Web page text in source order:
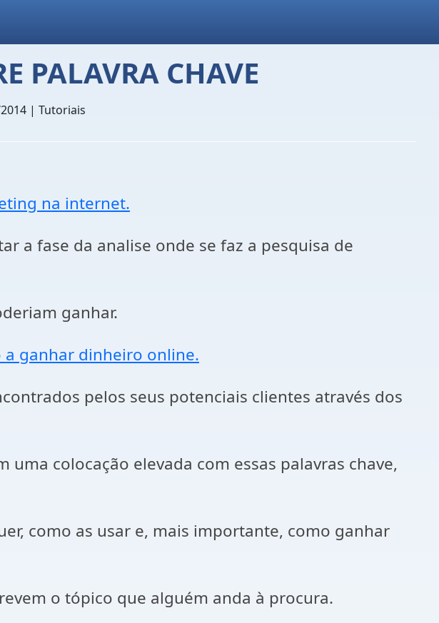
PALAVRA CHAVE
| Tutoriais
na internet.
a fase da analise onde se faz a pesquisa de
ganhar.
a ganhar dinheiro online.
pelos seus potenciais clientes através dos
colocação elevada com essas palavras chave,
como as usar e, mais importante, como ganhar
o tópico que alguém anda à procura.